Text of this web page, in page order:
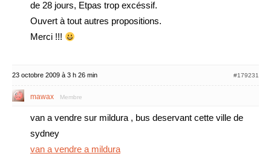
de 28 jours, Etpas trop excéssif.
Ouvert à tout autres propositions.
Merci !!!
23 octobre 2009 à 3 h 26 min #179231
mawax Membre
van a vendre sur mildura , bus deservant cette ville de
sydney
van a vendre a mildura